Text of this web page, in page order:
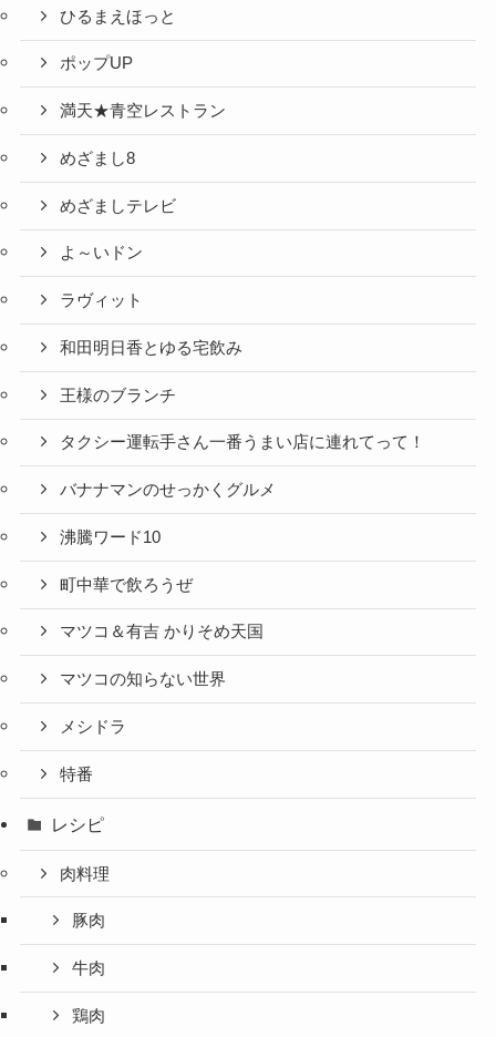
ひるまえほっと
ポップUP
満天★青空レストラン
めざまし8
めざましテレビ
よ～いドン
ラヴィット
和田明日香とゆる宅飲み
王様のブランチ
タクシー運転手さん一番うまい店に連れてって！
バナナマンのせっかくグルメ
沸騰ワード10
町中華で飲ろうぜ
マツコ＆有吉 かりそめ天国
マツコの知らない世界
メシドラ
特番
レシピ
肉料理
豚肉
牛肉
鶏肉